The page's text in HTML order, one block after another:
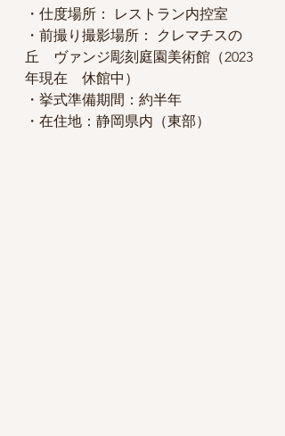
・仕度場所： レストラン内控室
・前撮り撮影場所： クレマチスの
丘　ヴァンジ彫刻庭園美術館（2023
年現在　休館中）
・挙式準備期間：約半年
・在住地：静岡県内（東部）